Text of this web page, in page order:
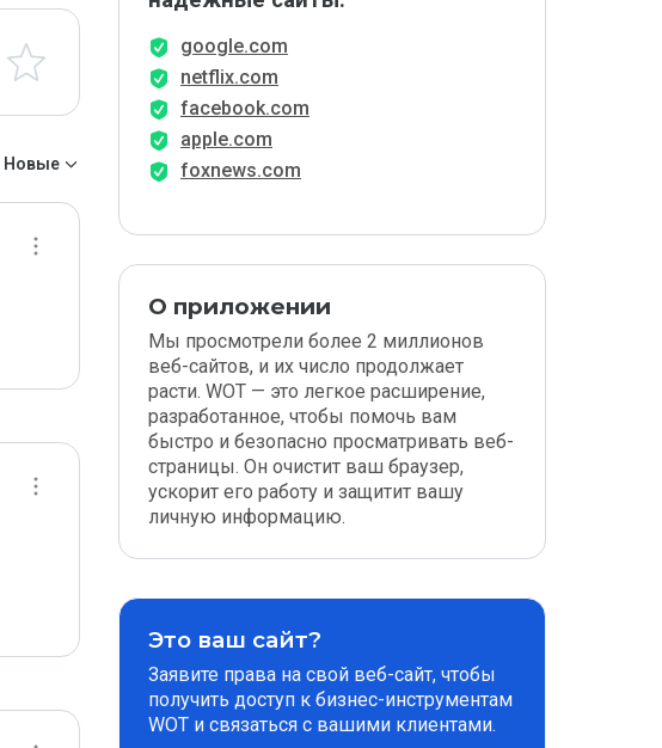
Новые
google.com
netflix.com
facebook.com
apple.com
foxnews.com
О приложении
Мы просмотрели более 2 миллионов
веб-сайтов, и их число продолжает
расти. WOT — это легкое расширение,
разработанное, чтобы помочь вам
быстро и безопасно просматривать веб-
страницы. Он очистит ваш браузер,
ускорит его работу и защитит вашу
личную информацию.
Это ваш сайт?
Заявите права на свой веб-сайт, чтобы
получить доступ к бизнес-инструментам
WOT и связаться с вашими клиентами.